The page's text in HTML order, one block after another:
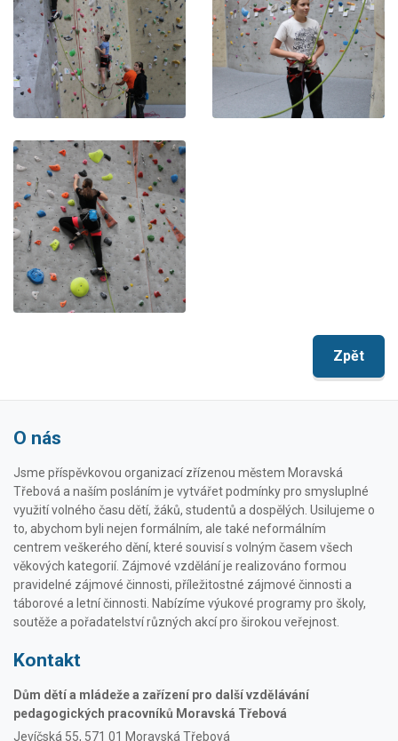
Zpět
O nás
Jsme příspěvkovou organizací zřízenou městem Moravská
Třebová a naším posláním je vytvářet podmínky pro smysluplné
využití volného času dětí, žáků, studentů a dospělých. Usilujeme o
to, abychom byli nejen formálním, ale také neformálním
centrem veškerého dění, které souvisí s volným časem všech
věkových kategorií. Zájmové vzdělání je realizováno formou
pravidelné zájmové činnosti, příležitostné zájmové činnosti a
táborové a letní činnosti. Nabízíme výukové programy pro školy,
soutěže a pořadatelství různých akcí pro širokou veřejnost.
Kontakt
Dům dětí a mládeže a zařízení pro další vzdělávání
pedagogických pracovníků Moravská Třebová
Jevíčská 55, 571 01 Moravská Třebová